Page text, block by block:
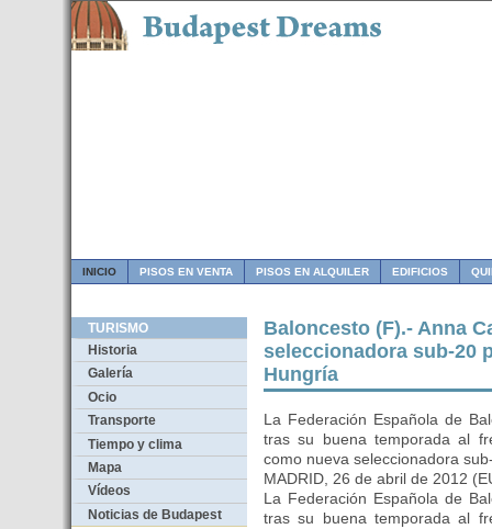
INICIO PISOS EN VENTA PISOS EN ALQUILER EDIFICIOS
TURISMO
Historia
Galería
Ocio
Transporte
Tiempo y clima
Mapa
Vídeos
Noticias de Budapest
Baloncesto (F).- Anna
seleccionadora sub-20
Hungría
La Federación Española de
tras su buena temporada al
como nueva seleccionadora
MADRID, 26 de abril de 2012
La Federación Española de
tras su buena temporada al